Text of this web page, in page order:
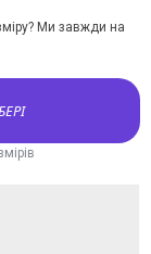
Ми завжди на